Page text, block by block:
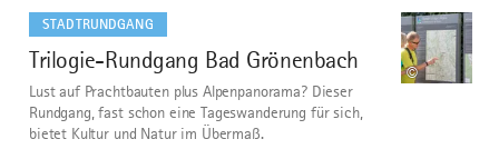
STADTRUNDGANG
7
Trilogie-Rundgang Bad Grönenbach
©
Lust auf Prachtbauten plus Alpenpanorama? Dieser
Rundgang, fast schon eine Tageswanderung für sich,
bietet Kultur und Natur im Übermaß.
dazu